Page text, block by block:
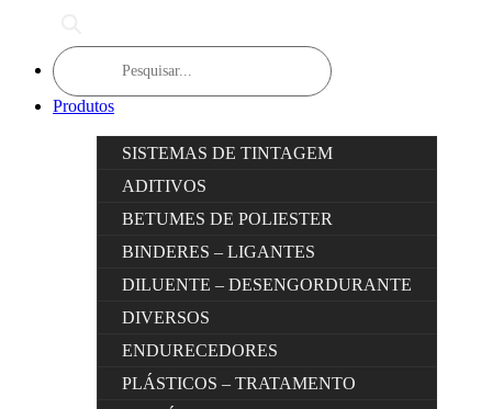
Products
search
Produtos
SISTEMAS DE TINTAGEM
ADITIVOS
BETUMES DE POLIESTER
BINDERES – LIGANTES
DILUENTE – DESENGORDURANTE
DIVERSOS
ENDURECEDORES
PLÁSTICOS – TRATAMENTO